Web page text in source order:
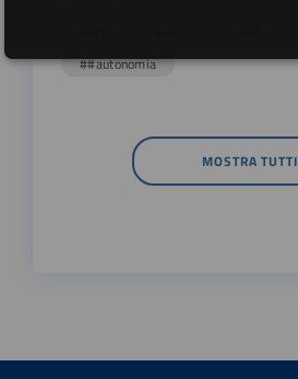
##autonomia
MOSTRA TUTTI